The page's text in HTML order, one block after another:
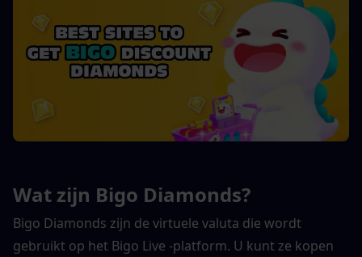
Wat zijn Bigo Diamonds?
Bigo Diamonds zijn de virtuele valuta die wordt
gebruikt op het Bigo Live -platform. U kunt ze kopen